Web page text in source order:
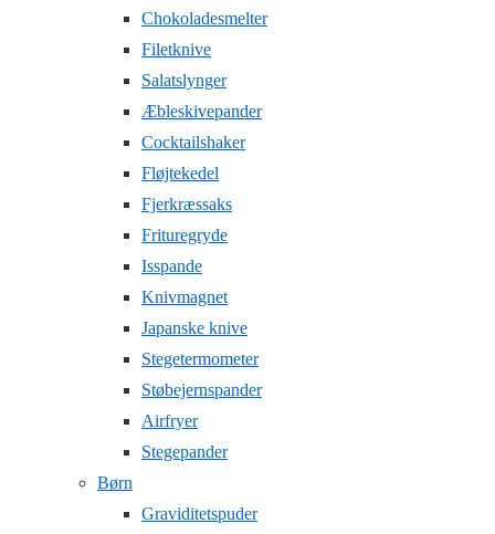
Chokoladesmelter
Filetknive
Salatslynger
Æbleskivepander
Cocktailshaker
Fløjtekedel
Fjerkræssaks
Frituregryde
Isspande
Knivmagnet
Japanske knive
Stegetermometer
Støbejernspander
Airfryer
Stegepander
Børn
Graviditetspuder